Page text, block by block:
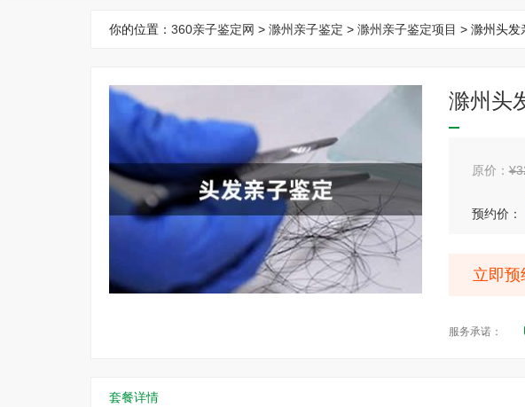
你的位置： 360亲子鉴定网 > 滁州亲子鉴定 > 滁州亲子鉴定项目 > 滁州头
滁州头
原价：
预约价：
立即预
服务承诺：
套餐详情